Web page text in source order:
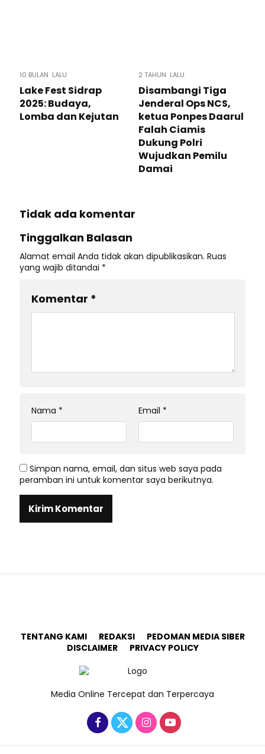
10 BULAN LALU
Lake Fest Sidrap
2025: Budaya,
Lomba dan Kejutan
2 TAHUN LALU
Disambangi Tiga
Jenderal Ops NCS,
ketua Ponpes Daarul
Falah Ciamis
Dukung Polri
Wujudkan Pemilu
Damai
Tidak ada komentar
Tinggalkan Balasan
Alamat email Anda tidak akan dipublikasikan. Ruas
yang wajib ditandai *
Komentar *
Nama * Email *
Simpan nama, email, dan situs web saya pada
peramban ini untuk komentar saya berikutnya.
TENTANG KAMI REDAKSI
PEDOMAN MEDIA SIBER
DISCLAIMER
PRIVACY POLICY
Media Online Tercepat dan Terpercaya